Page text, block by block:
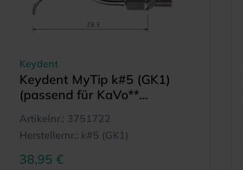
Keydent
Keydent MyTip k#5 (GK1)
(passend für KaVo**
Artikelnr.: 3751722
Herstellernr.: k#5 (GK1)
38,95 €